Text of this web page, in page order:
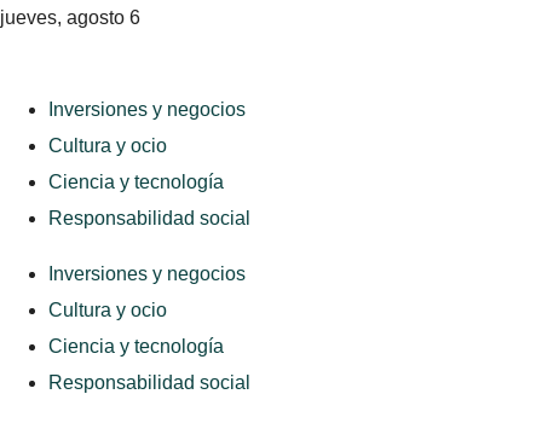
jueves, agosto 6
Inversiones y negocios
Cultura y ocio
Ciencia y tecnología
Responsabilidad social
Inversiones y negocios
Cultura y ocio
Ciencia y tecnología
Responsabilidad social